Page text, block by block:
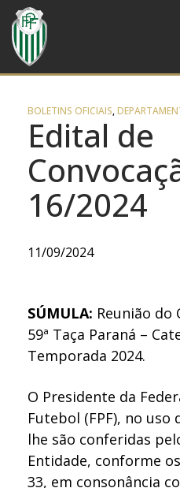
BOLETINS OFICIAIS,
Edital de
16/2024
11/09/2024
SÚMULA: Reunião do
59ª Taça Paraná –
Temporada 2024.
O Presidente da
Futebol (FPF), no
lhe são conferidas
Entidade, conforme
33, em consonância